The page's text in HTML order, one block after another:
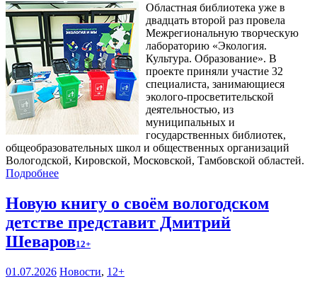
Областная библиотека уже в
двадцать второй раз провела
Межрегиональную творческую
лабораторию «Экология.
Культура. Образование». В
проекте приняли участие 32
специалиста, занимающиеся
эколого-просветительской
деятельностью, из
муниципальных и
государственных библиотек,
общеобразовательных школ и общественных организаций
Вологодской, Кировской, Московской, Тамбовской областей.
Подробнее
Новую книгу о своём вологодском
детстве представит Дмитрий
Шеваров12+
01.07.2026 Новости, 12+